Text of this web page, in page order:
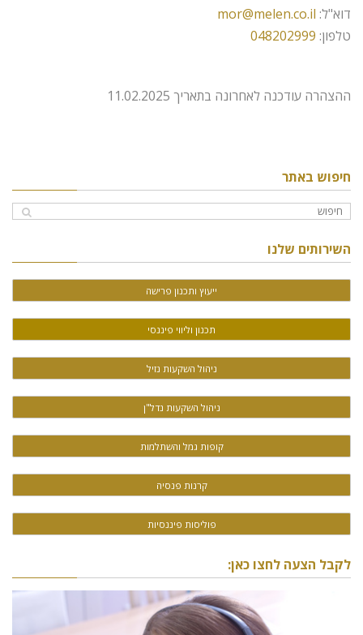
דוא"ל: mor@melen.co.il
טלפון: 048202999
ההצהרה עודכנה לאחרונה בתאריך 11.02.2025
חיפוש באתר
השירותים שלנו
ייעוץ ותכנון פרישה
תכנון וליווי פיננסי
ניהול השקעות נזיל
ניהול השקעות נדל"ן
קופות גמל והשתלמות
קרנות פנסיה
פוליסות פיננסיות
לקבל הצעה לחצו כאן: